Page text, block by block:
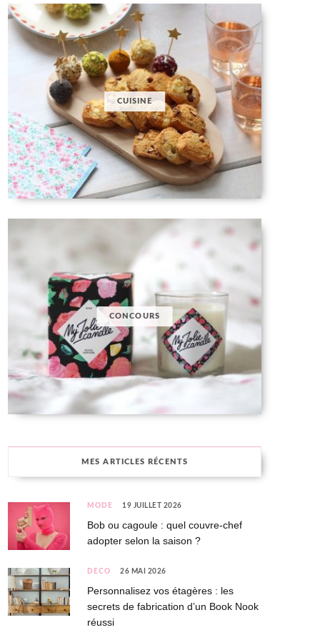
CUISINE
CONCOURS
MES ARTICLES RÉCENTS
MODE 19 JUILLET 2026
Bob ou cagoule : quel couvre-chef
adopter selon la saison ?
DÉCO 26 MAI 2026
Personnalisez vos étagères : les
secrets de fabrication d’un Book Nook
réussi